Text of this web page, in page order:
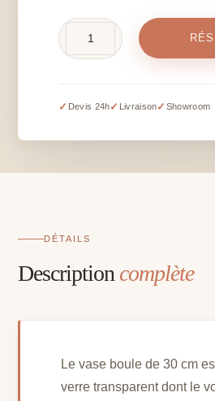
-
cm
✓ Devis 24h✓ Livraison✓ Showroom
DÉTAILS
Description complète
Le vase boule de 30 cm
verre transparent dont le